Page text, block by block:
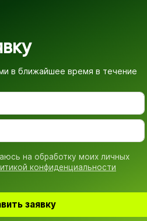
в ближайшее время в течение
на обработку моих личных
конфиденциальности
заявку